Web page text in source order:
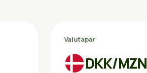
Valutapar
DKK/MZN